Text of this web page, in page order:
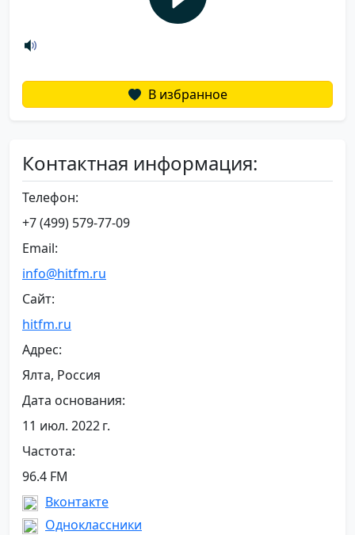
В избранное
Контактная информация:
Телефон:
+7 (499) 579-77-09
Email:
info@hitfm.ru
Сайт:
hitfm.ru
Адрес:
Ялта, Россия
Дата основания:
11 июл. 2022 г.
Частота:
96.4 FM
Вконтакте
Одноклассники